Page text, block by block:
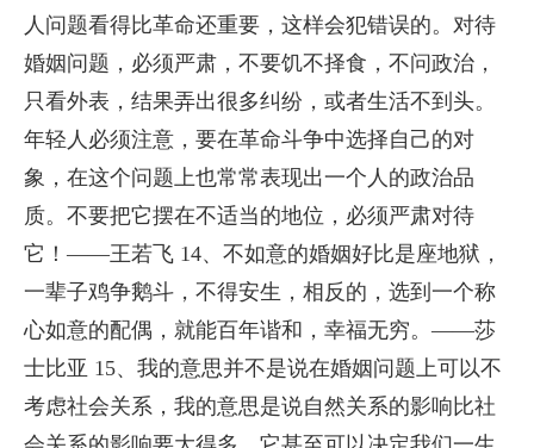
人问题看得比革命还重要，这样会犯错误的。对待
婚姻问题，必须严肃，不要饥不择食，不问政治，
只看外表，结果弄出很多纠纷，或者生活不到头。
年轻人必须注意，要在革命斗争中选择自己的对
象，在这个问题上也常常表现出一个人的政治品
质。不要把它摆在不适当的地位，必须严肃对待
它！——王若飞 14、不如意的婚姻好比是座地狱，
一辈子鸡争鹅斗，不得安生，相反的，选到一个称
心如意的配偶，就能百年谐和，幸福无穷。——莎
士比亚 15、我的意思并不是说在婚姻问题上可以不
考虑社会关系，我的意思是说自然关系的影响比社